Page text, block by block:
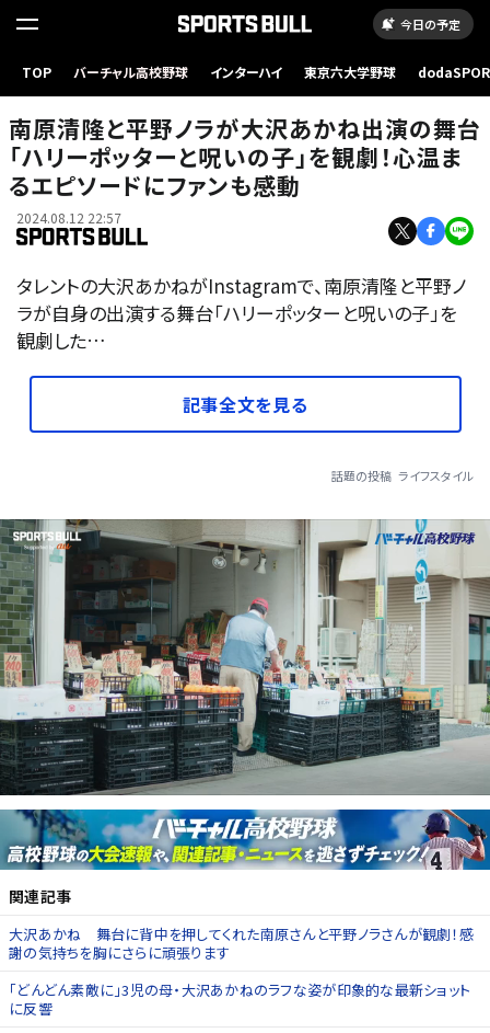
今日の予定
TOP バーチャル高校野球 インターハイ 東京六大学野球
南原清隆と平野ノラが大沢あかね出演の舞台
「ハリーポッターと呪いの子」を観劇！心温ま
るエピソードにファンも感動
2024.08.12 22:57
タレントの大沢あかねがInstagramで、南原清隆と平野ノ
ラが自身の出演する舞台「ハリーポッターと呪いの子」を
観劇した…
記事全文を見る
話題の投稿 ライフスタイル
関連記事
大沢あかね 舞台に背中を押してくれた南原さんと平野ノラさんが観劇！感
謝の気持ちを胸にさらに頑張ります
「どんどん素敵に」3児の母・大沢あかねのラフな姿が印象的な最新ショット
に反響